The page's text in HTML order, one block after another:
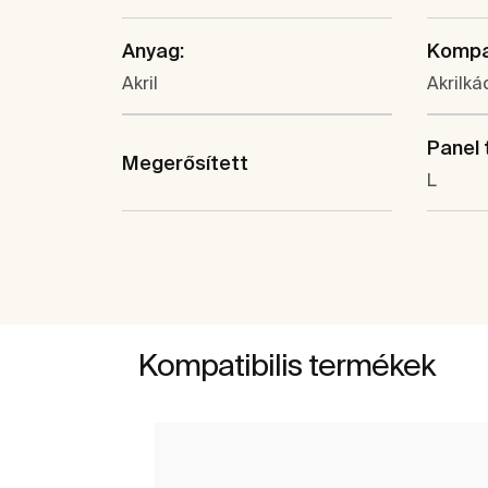
Anyag:
Akril
Megerősített
Panel
L
Kompatibilis termékek